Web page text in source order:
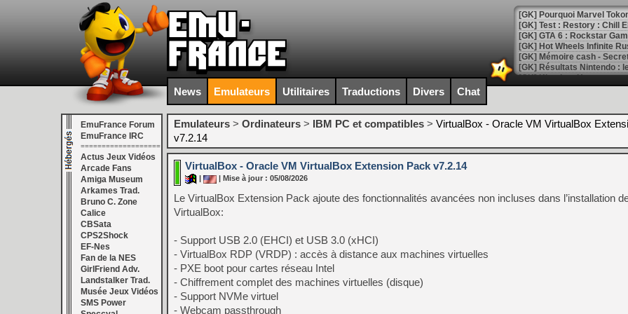
[GK] Pourquoi Marvel
[GK] Test : Restory : Chill
[GK] GTA 6 : Rockstar
[GK] Hot Wheels Infinite
[GK] Mémoire cash -
[GK] Résultats Nintendo :
[GK] Déjà des
[Mo5] Brickboy cherche à
[GK] Minecraft et ses «
[GK] Beast of
[GK] Ubisoft : fin de partie
[GK] Mémoire cash -
[GK] Dan Houser (GTA)
[GK] Comment EA Sports
[GK] Crimson Moon : un
[GK] Isle of Reveries : le
[GK] Moonlighter 2 : The
[GK] Capcom relance
[Mo5] Deux inédits du
[GK] Le beat'em up The
[GK] Endless Legend 2 :
News Emulateurs Utilitaires Traductions Divers Chat
EmuFrance Forum
EmuFrance IRC
===================
Actus Jeux Vidéos
Arcade Fans
Amiga Museum
Arkames Trad.
Bruno C. Zone
Calice
CBSata
CPS2Shock
EF-Nes
Fan de la NES
GirlFriend Adv.
Landstalker Trad.
Musée Jeux Vidéos
SMS Power
Emulateurs > Ordinateurs > IBM PC et compatibles > VirtualBox - Oracle VM VirtualBox
v7.2.14
VirtualBox - Oracle VM VirtualBox Extension Pack v7.2.14
| Mise à jour : 05/08/2026
Le VirtualBox Extension Pack ajoute des fonctionnalités avancées non incluses dans l’installation
VirtualBox:
- Support USB 2.0 (EHCI) et USB 3.0 (xHCI)
- VirtualBox RDP (VRDP) : accès à distance aux machines virtuelles
- PXE boot pour cartes réseau Intel
- Chiffrement complet des machines virtuelles (disque)
- Support NVMe virtuel
- Webcam passthrough